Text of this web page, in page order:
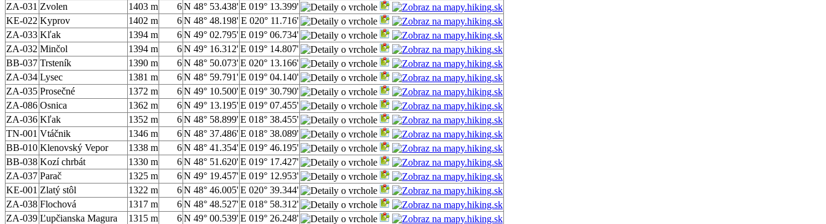
ZA-031 Zvolen 1403 m 6N 48° 53.438'E 019° 13.399'
KE-022 Kyprov 1402 m 6N 48° 48.198' E 020° 11.716'
ZA-033 Kľak 1394 m 6N 49° 02.795'E 019° 06.734'
ZA-032 Minčol 1394 m 6N 49° 16.312'E 019° 14.807'
BB-037 Trsteník 1390 m 6N 48° 50.073'E 020° 13.166'
ZA-034 Lysec 1381 m 6N 48° 59.791'E 019° 04.140'
ZA-035 Prosečné 1372 m 6N 49° 10.500'E 019° 30.790'
ZA-086 Osnica 1362 m 6N 49° 13.195'E 019° 07.455'
ZA-036 Kľak 1352 m 6N 48° 58.899'E 018° 38.455'
TN-001 Vtáčnik 1346 m 6N 48° 37.486'E 018° 38.089'
BB-010 Klenovský Vepor 1338 m 6N 48° 41.354'E 019° 46.195'
BB-038 Kozí chrbát 1330 m 6N 48° 51.620'E 019° 17.427'
ZA-037 Parač 1325 m 6N 49° 19.457'E 019° 12.953'
KE-001 Zlatý stôl 1322 m 6N 48° 46.005'E 020° 39.344'
ZA-038 Flochová 1317 m 6N 48° 48.527'E 018° 58.312'
ZA-039 Ľupčianska Magura 1315 m 6N 49° 00.539'E 019° 26.248'